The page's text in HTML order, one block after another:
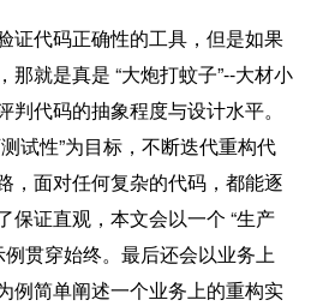
证代码正确性的工具，但是如果
那就是真是 “大炮打蚊子”--大材小
代码的抽象程度与设计水平。
试性”为目标，不断迭代重构代
，面对任何复杂的代码，都能逐
保证直观，本文会以一个 “生产
贯穿始终。最后还会以业务上
例简单阐述一个业务上的重构实